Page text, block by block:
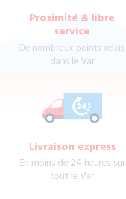
Proximité & libre
service
De nombreux points relais
dans le Var
Livraison express
En moins de 24 heures sur
tout le Var